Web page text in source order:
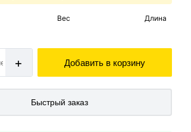
Вес Длина
+ Добавить в корзину
Быстрый заказ